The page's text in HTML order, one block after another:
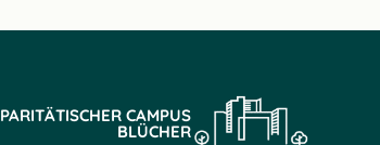
PARITÄTISCHER CAMPUS
BLÜCHER